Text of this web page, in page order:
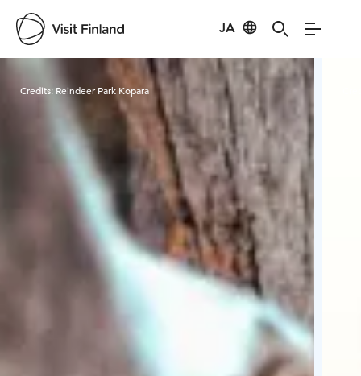
JA
Visit Finland
Credits: Reindeer Park Kopara